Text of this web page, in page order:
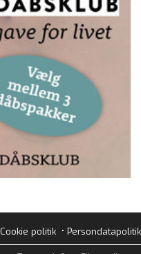
Cookie politik• Persondatapolitik